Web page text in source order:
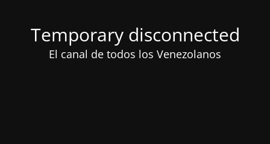
Temporary disconnected
El canal de todos los Venezolanos